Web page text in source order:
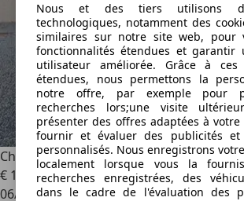
Chevrolet CorvetteC4 Coupé V8
€ 18 900
06/1989
Nous et des tiers utilisons
technologiques, notamment des
similaires sur notre site web, pour
fonctionnalités étendues et garantir
utilisateur améliorée. Grâce à ces
étendues, nous permettons la
notre offre, par exemple pour
recherches lors;une visite
présenter des offres adaptées à
fournir et évaluer des publicités et
personnalisés. Nous enregistrons
localement lorsque vous la
recherches enregistrées, des
dans le cadre de l'évaluation des